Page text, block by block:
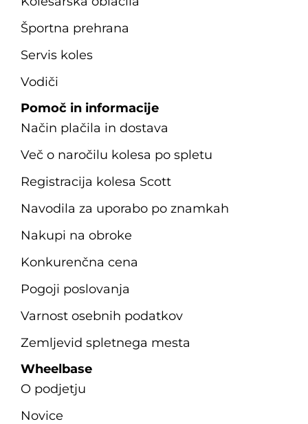
Športna prehrana
Servis koles
Vodiči
Pomoč in informacije
Način plačila in dostava
Več o naročilu kolesa po spletu
Registracija kolesa Scott
Navodila za uporabo po znamkah
Nakupi na obroke
Konkurenčna cena
Pogoji poslovanja
Varnost osebnih podatkov
Zemljevid spletnega mesta
Wheelbase
O podjetju
Novice